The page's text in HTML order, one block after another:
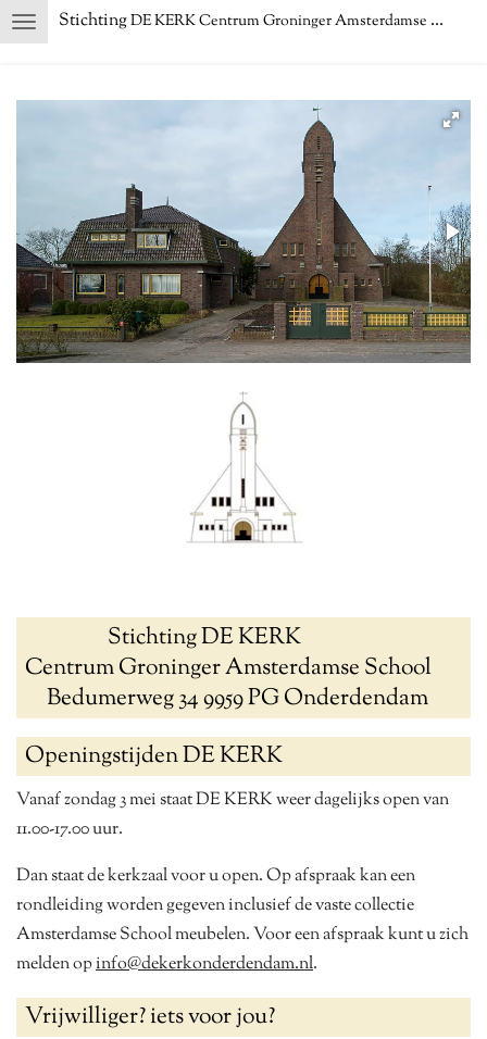
Ga
StichtingDE KERK Centrum Groninger Amsterdamse School
Stichting DE KERK
Centrum Groninger Amsterdamse School
Bedumerweg 34 9959 PG Onderdendam
Openingstijden DE KERK
Vanaf zondag 3 mei staat DE KERK weer dagelijks open van
11.00-17.00 uur.
Dan staat de kerkzaal voor u open. Op afspraak kan een
rondleiding worden gegeven inclusief de vaste collectie
Amsterdamse School meubelen. Voor een afspraak kunt u zich
melden opinfo@dekerkonderdendam.nl.
Vrijwilliger? iets voor jou?